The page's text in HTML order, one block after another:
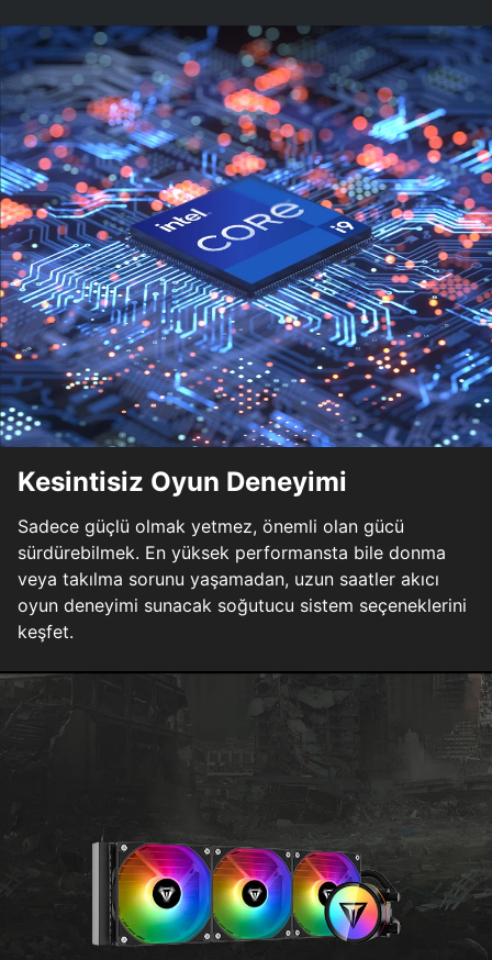
Kesintisiz Oyun Deneyimi
Sadece güçlü olmak yetmez, önemli olan gücü
sürdürebilmek. En yüksek performansta bile donma
veya takılma sorunu yaşamadan, uzun saatler akıcı
oyun deneyimi sunacak soğutucu sistem seçeneklerini
keşfet.